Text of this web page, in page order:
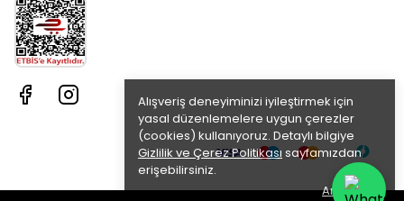
Alışveriş deneyiminizi iyileştirmek için
yasal düzenlemelere uygun çerezler
(cookies) kullanıyoruz. Detaylı bilgiye
Gizlilik ve Çerez Politikası sayfamızdan
erişebilirsiniz.
Anladım